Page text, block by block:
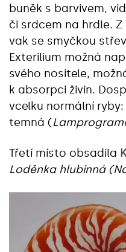
buněk s barvivem,
či srdcem na hrdle.
vak se smyčkou
Exterilium možná
svého nositele,
k absorpci živin.
vcelku normální
temná (
Třetí místo obsadila
Loděnka hlubinná